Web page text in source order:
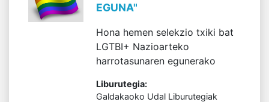
EGUNA"
Hona hemen selekzio txiki bat
LGTBI+ Nazioarteko
harrotasunaren egunerako
Liburutegia:
Galdakaoko Udal Liburutegiak